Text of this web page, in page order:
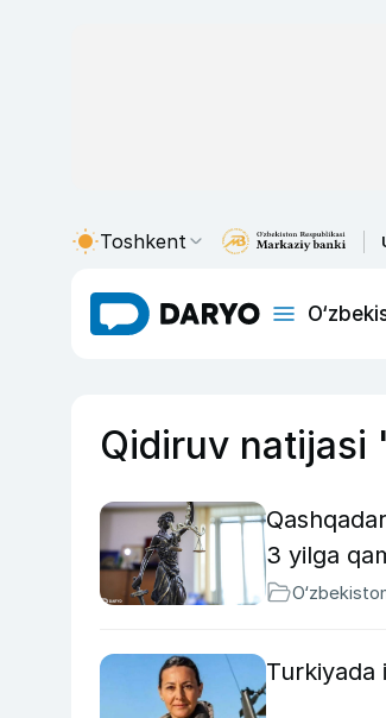
Toshkent
Qidiruv natijasi
3 yilga
Turkiyada